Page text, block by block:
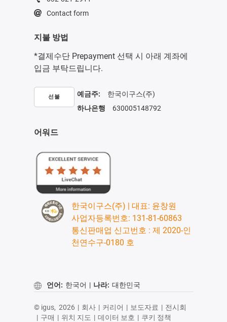
Contact form
지불 방법
*결제수단 Prepayment 선택 시 아래 계좌에
입금 부탁드립니다.
선불 예금주: 한국이구스(주)
하나은행 630005148792
어워드
한국이구스(주) | 대표: 윤창원
사업자등록번호: 131-81-60863
통신판매업 신고번호 : 제 2020-인
천연수구-0180 호
언어: 한국어 | 나라: 대한민국
© igus, 2026 | 회사 | 커리어 | 보도자료 | 전시회
| 구매 | 위치 지도 | 데이터 보호 | 쿠키 정책